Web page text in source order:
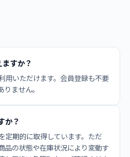
すか？
用いただけます。会員登録も不要
ません。
か？
定期的に取得しています。ただ
品の状態や在庫状況により変動す